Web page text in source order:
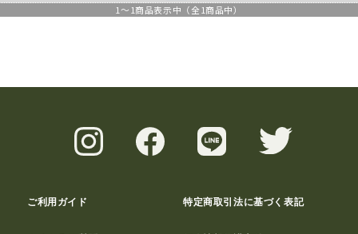
1 ～ 1商品表示中（全 1商品中）
ご利用ガイド 特定商取引法に基づく表記